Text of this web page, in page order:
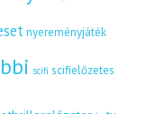
nyereményjáték
scifi scifielőzetes